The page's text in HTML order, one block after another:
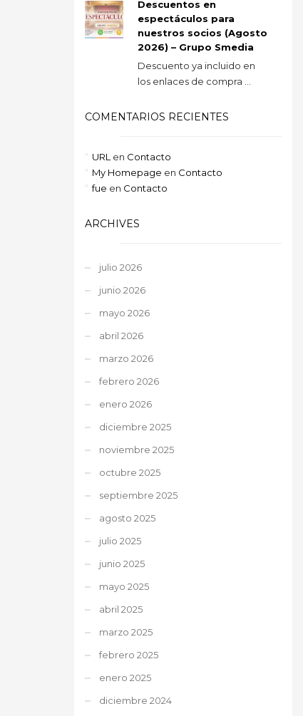
Descuentos en
espectáculos para
nuestros socios (Agosto
2026) – Grupo Smedia
Descuento ya incluido en
los enlaces de compra ...
COMENTARIOS RECIENTES
URL en Contacto
My Homepage en Contacto
fue en Contacto
ARCHIVES
julio 2026
junio 2026
mayo 2026
abril 2026
marzo 2026
febrero 2026
enero 2026
diciembre 2025
noviembre 2025
octubre 2025
septiembre 2025
agosto 2025
julio 2025
junio 2025
mayo 2025
abril 2025
marzo 2025
febrero 2025
enero 2025
diciembre 2024